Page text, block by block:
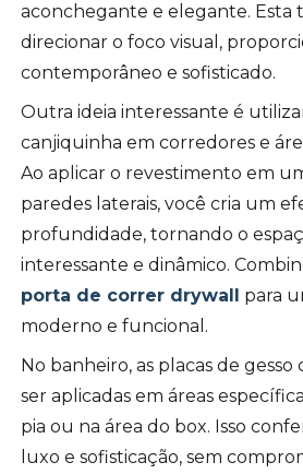
aconchegante e elegante. Esta
direcionar o foco visual,
contemporâneo e sofisticado.
Outra ideia interessante é
canjiquinha em corredores e
Ao aplicar o revestimento em
paredes laterais, você cria um
profundidade, tornando o
interessante e dinâmico.
porta de correr drywall para
moderno e funcional.
No banheiro, as placas de
ser aplicadas em áreas
pia ou na área do box. Isso
luxo e sofisticação, sem